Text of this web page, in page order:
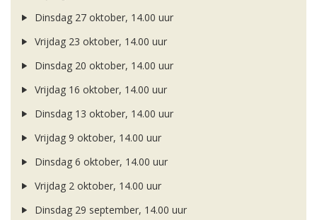
Dinsdag 27 oktober, 14.00 uur
Vrijdag 23 oktober, 14.00 uur
Dinsdag 20 oktober, 14.00 uur
Vrijdag 16 oktober, 14.00 uur
Dinsdag 13 oktober, 14.00 uur
Vrijdag 9 oktober, 14.00 uur
Dinsdag 6 oktober, 14.00 uur
Vrijdag 2 oktober, 14.00 uur
Dinsdag 29 september, 14.00 uur